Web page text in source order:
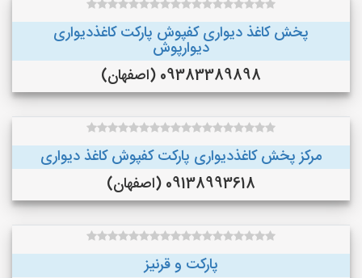
پخش کاغذ دیواری کفپوش پارکت کاغذدیواری
دیوارپوش
09383389898 (اصفهان)
مرکز پخش کاغذدیواری پارکت کفپوش کاغذ دیواری
09138993618 (اصفهان)
پارکت و قرنیز